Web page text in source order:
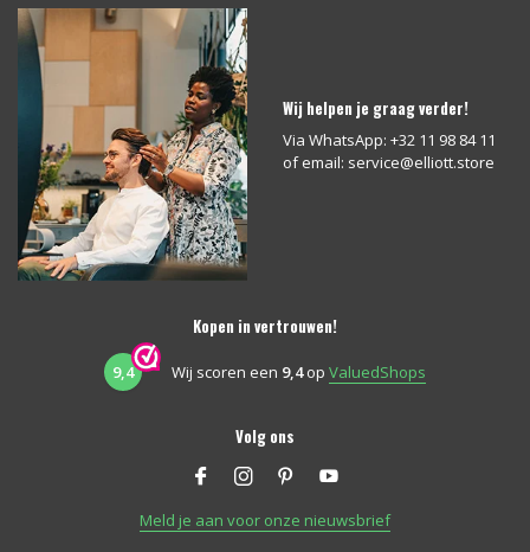
Wij helpen je graag verder!
Via WhatsApp: +32 11 98 84 11
of email: service@elliott.store
Kopen in vertrouwen!
9,4 Wij scoren een 9,4op ValuedShops
Volg ons
Meld je aan voor onze nieuwsbrief